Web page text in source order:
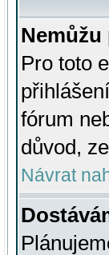
Pro toto
fórum
důvod,
Návrat